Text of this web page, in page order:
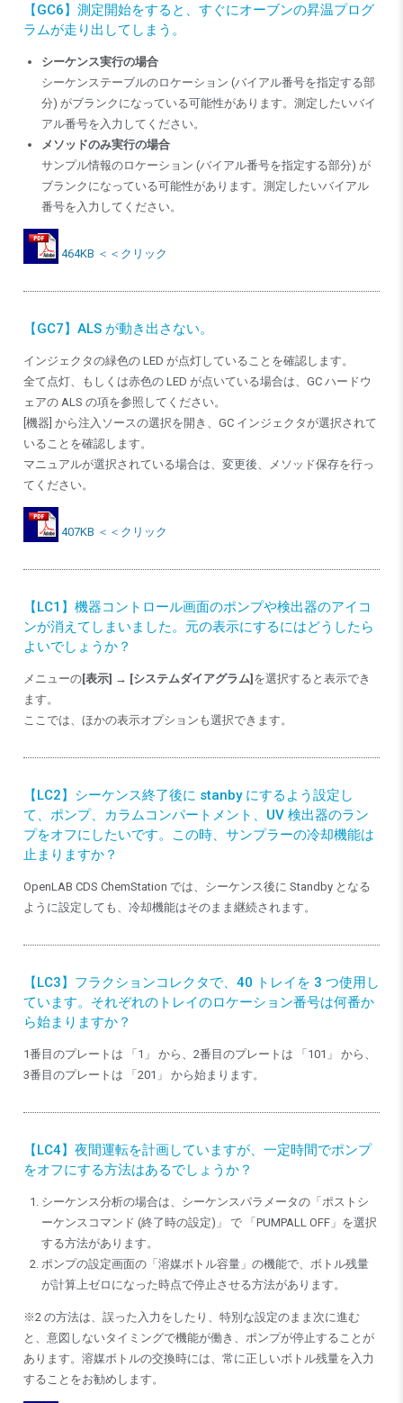
【GC6】測定開始をすると、すぐにオーブンの昇温プログ
ラムが走り出してしまう。
シーケンス実行の場合
シーケンステーブルのロケーション (バイアル番号を指定する部
分) がブランクになっている可能性があります。測定したいバイ
アル番号を入力してください。
メソッドのみ実行の場合
サンプル情報のロケーション (バイアル番号を指定する部分) が
ブランクになっている可能性があります。測定したいバイアル
番号を入力してください。
464KB ＜＜クリック
【GC7】ALS が動き出さない。
インジェクタの緑色の LED が点灯していることを確認します。
全て点灯、もしくは赤色の LED が点いている場合は、 GC ハードウ
ェアの ALS の項を参照してください。
[機器] から注入ソースの選択を開き、GC インジェクタが選択されて
いることを確認します。
マニュアルが選択されている場合は、変更後、メソッド保存を行っ
てください。
407KB ＜＜クリック
【LC1】機器コントロール画面のポンプや検出器のアイコ
ンが消えてしまいました。元の表示にするにはどうしたら
よいでしょうか？
メニューの[表示] → [システムダイアグラム] を選択すると表示でき
ます。
ここでは、ほかの表示オプションも選択できます。
【LC2】シーケンス終了後に stanby にするよう設定し
て、ポンプ、カラムコンパートメント、UV 検出器のラン
プをオフにしたいです。この時、サンプラーの冷却機能は
止まりますか？
OpenLAB CDS ChemStation では、シーケンス後に Standby となる
ように設定しても、冷却機能はそのまま継続されます。
【LC3】フラクションコレクタで、40 トレイを 3 つ使用し
ています。それぞれのトレイのロケーション番号は何番か
ら始まりますか？
1番目のプレートは 「1」 から、2番目のプレートは 「101」 から、
3番目のプレートは 「201」 から始まります。
【LC4】夜間運転を計画していますが、一定時間でポンプ
をオフにする方法はあるでしょうか？
シーケンス分析の場合は、シーケンスパラメータの「ポストシ
ーケンスコマンド (終了時の設定)」 で 「PUMPALL OFF」を選択
する方法があります。
ポンプの設定画面の「溶媒ボトル容量」の機能で、ボトル残量
が計算上ゼロになった時点で停止させる方法があります。
※2 の方法は、誤った入力をしたり、特別な設定のまま次に進む
と、意図しないタイミングで機能が働き、ポンプが停止することが
あります。溶媒ボトルの交換時には、常に正しいボトル残量を入力
することをお勧めします。